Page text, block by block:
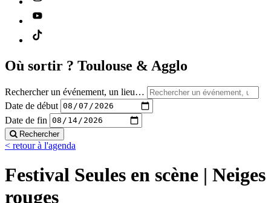
Où sortir ? Toulouse & Agglo
Rechercher un événement, un lieu…
Date de début
Date de fin
Rechercher
< retour à l'agenda
Festival Seules en scène | Neiges
rouges